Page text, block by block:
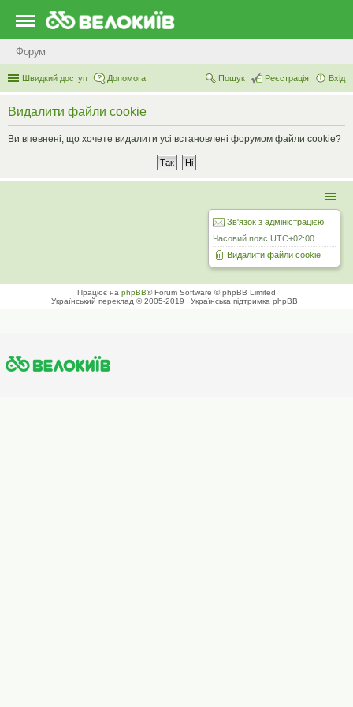
Форум
Швидкий доступ Допомога Вхід
Реєстрація
Пошук
Видалити файли cookie
Ви впевнені, що хочете видалити усі встановлені форумом файли cookie?
Зв'язок з адміністрацією
Часовий пояс UTC+02:00
Видалити файли cookie
Працює на phpBB® Forum Software © phpBB Limited
Український переклад © 2005-2019
Українська підтримка phpBB